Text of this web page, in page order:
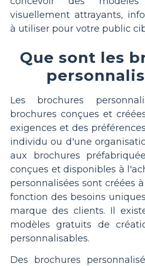
visuellement attrayants,
à utiliser pour votre public
Que sont les
Les brochures
brochures conçues et
exigences et des
individu ou d'une
aux brochures
conçues et disponibles à
personnalisées sont créées
fonction des besoins
marque des clients. Il
modèles gratuits de
personnalisables.
Des brochures